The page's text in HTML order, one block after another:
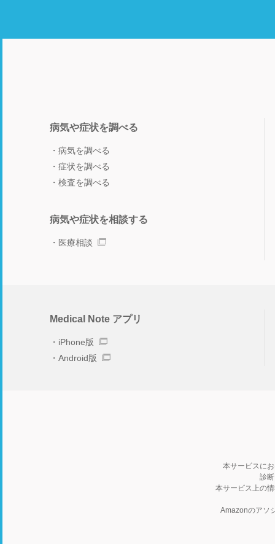
病気や症状を調べる
病気を調べる
症状を調べる
検査を調べる
病気や症状を相談する
医療相談
Medical Note アプリ
iPhone版
Android版
本サービスに
診
本サービス上の
Amazonのアソ